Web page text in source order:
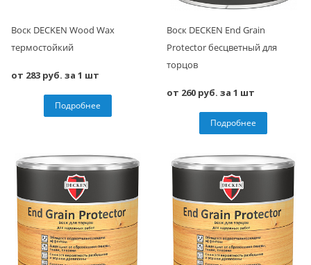
Воск DECKEN Wood Wax
термостойкий
от 283 руб. за 1 шт
Подробнее
Воск DECKEN End Grain
Protector бесцветный для
торцов
от 260 руб. за 1 шт
Подробнее